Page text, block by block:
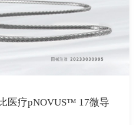
医疗pNOVUS™ 17微导